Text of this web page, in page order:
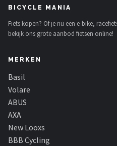
BICYCLE MANIA
Fiets kopen? Of je nu een e-bike,
bekijk ons grote aanbod fietsen online!
MERKEN
Basil
Volare
ABUS
AXA
New Looxs
BBB Cycling